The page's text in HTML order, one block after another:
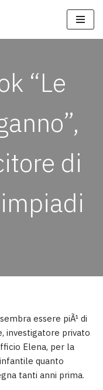
“Le
di
essere piÃ¹ di
investigatore privato
Elena, per la
quanto
tanti anni prima.